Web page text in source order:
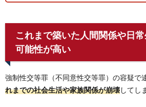
これまで築いた人間関係や日
可能性が高い
強制性交等罪（不同意性交等罪）の容疑で
れまでの社会生活や家族関係が崩壊してし